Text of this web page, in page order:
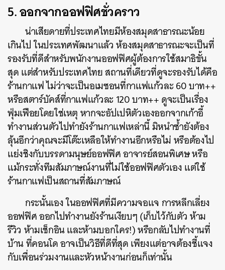
5. ออกจากออฟฟิศชั่วคราว
น่าเสียดายที่ประเทศไทยมีห้องสมุดสาธารณะน้อย
เกินไป ในประเทศพัฒนาแล้ว ห้องสมุดสาธารณะจะเป็นที่
รองรับที่ดีสำหรับพนักงานออฟฟิศผู้ต้องการใช้สมาธิขั้น
สุด แต่สำหรับประเทศไทย สถานที่เดียวที่ดูจะรองรับได้คือ
ร้านกาแฟ ไม่ว่าจะเป็นอเมซอนที่กาแฟแก้วละ 60 บาท++
หรือสตาร์บัคส์ที่กาแฟแก้วละ 120 บาท++ ดูจะเป็นเรื่อง
ฟุ่มเฟือยโดยใช่เหตุ หากจะอัปเปหิตัวเองออกจากเก้าอี้
ทำงานส่วนตัวไปทำยังร้านกาแฟเหล่านี้ มิหนำซ้ำยังต้อง
ลุ้นอีกว่าคุณจะมีโต๊ะเหลือให้ทำงานอีกหรือไม่ หรือต้องไป
แย่งชิงกับบรรดามนุษย์ออฟฟิศ อาจารย์สอนพิเศษ หรือ
แม้กระทั่งทีมสัมภาษณ์งานที่ไม่ใช้ออฟฟิศตัวเอง แต่ใช้
ร้านกาแฟเป็นสถานที่สัมภาษณ์
กระนั้นเอง ในออฟฟิศที่มีความจอแจ การหลีกเลี่ยง
ออฟฟิศ ออกไปทำงานยังร้านเงียบๆ (เก็บไว้กับตัว ห้าม
รีวิว ห้ามเช็กอิน และห้ามบอกใคร!) หรือกลับไปทำงานที่
บ้าน ที่คอนโด อาจเป็นวิธีที่ดีที่สุด เพียงแต่อาจต้องชี้แจง
กับเพื่อนร่วมงานและหัวหน้างานก่อนก็เท่านั้น